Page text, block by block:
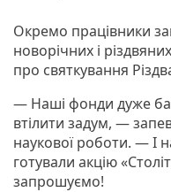
Окремо працівники
новорічних і
про святкування
— Наші фонди дуже
втілити задум, —
наукової роботи. — І
готували акцію
запрошуємо!